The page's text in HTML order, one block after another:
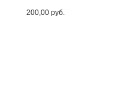
200,00 руб.